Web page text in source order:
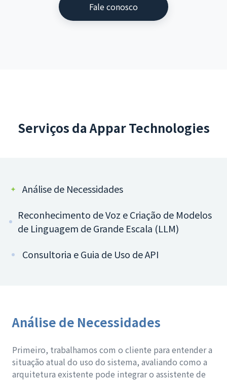
Fale conosco
Serviços da Appar Technologies
Análise de Necessidades
Reconhecimento de Voz e Criação de Modelos
de Linguagem de Grande Escala (LLM)
Consultoria e Guia de Uso de API
Análise de Necessidades
Primeiro, trabalhamos com o cliente para entender a
situação atual do uso do sistema, avaliando como a
arquitetura existente pode integrar o assistente de